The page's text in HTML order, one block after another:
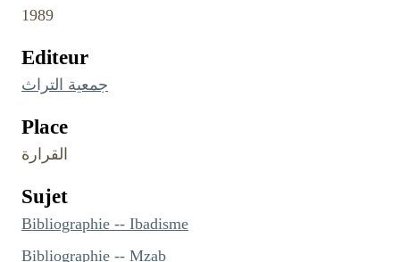
1989
Editeur
جمعية التراث
Place
القرارة
Sujet
Bibliographie -- Ibadisme
Bibliographie -- Mzab